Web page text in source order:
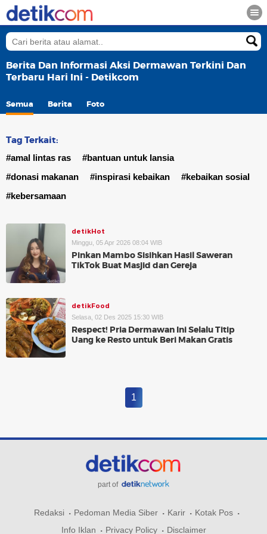
Berita Dan Informasi Aksi Dermawan Terkini Dan
Terbaru Hari Ini - Detikcom
Semua Berita Foto
Tag Terkait:
#amal lintas ras
#bantuan untuk lansia
#donasi makanan
#inspirasi kebaikan
#kebaikan sosial
#kebersamaan
detikHot
Minggu, 05 Apr 2026 08:04 WIB
Pinkan Mambo Sisihkan Hasil Saweran
TikTok Buat Masjid dan Gereja
detikFood
Selasa, 02 Des 2025 15:30 WIB
Respect! Pria Dermawan Ini Selalu Titip
Uang ke Resto untuk Beri Makan Gratis
1
part of
Redaksi Pedoman Media Siber Karir
Kotak Pos
Info Iklan
Privacy Policy Disclaimer